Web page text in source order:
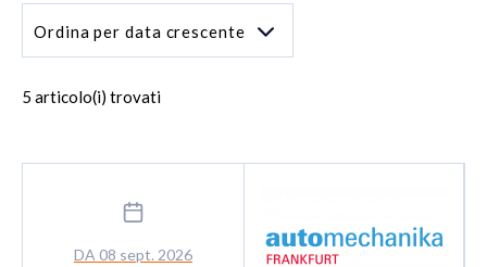
Ordina per data crescente
5 articolo(i) trovati
DA 08 sept. 2026